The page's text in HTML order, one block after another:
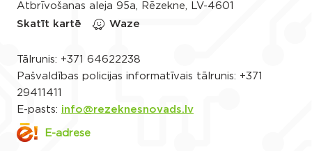
Atbrīvošanas aleja 95a, Rēzekne, LV-4601
Skatīt kartē
Waze
Tālrunis: +371 64622238
Pašvaldības policijas informatīvais tālrunis: +371
29411411
E-pasts: info@rezeknesnovads.lv
E-adrese